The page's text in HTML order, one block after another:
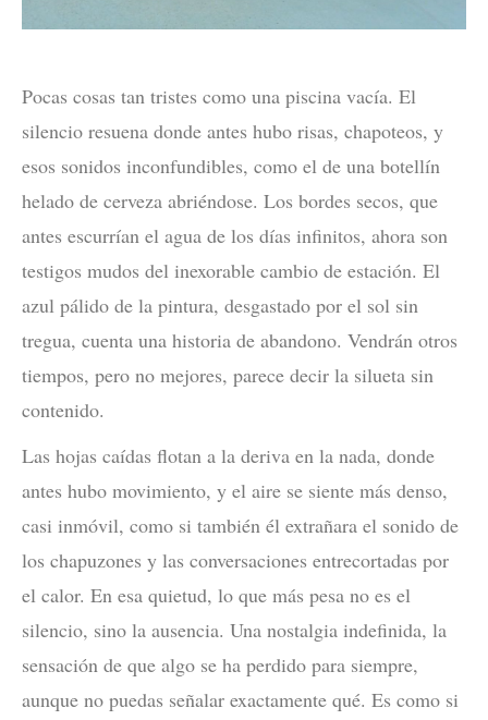
Pocas cosas tan tristes como una piscina vacía. El
silencio resuena donde antes hubo risas, chapoteos, y
esos sonidos inconfundibles, como el de una botellín
helado de cerveza abriéndose. Los bordes secos, que
antes escurrían el agua de los días infinitos, ahora son
testigos mudos del inexorable cambio de estación. El
azul pálido de la pintura, desgastado por el sol sin
tregua, cuenta una historia de abandono. Vendrán otros
tiempos, pero no mejores, parece decir la silueta sin
contenido.
Las hojas caídas flotan a la deriva en la nada, donde
antes hubo movimiento, y el aire se siente más denso,
casi inmóvil, como si también él extrañara el sonido de
los chapuzones y las conversaciones entrecortadas por
el calor. En esa quietud, lo que más pesa no es el
silencio, sino la ausencia. Una nostalgia indefinida, la
sensación de que algo se ha perdido para siempre,
aunque no puedas señalar exactamente qué. Es como si